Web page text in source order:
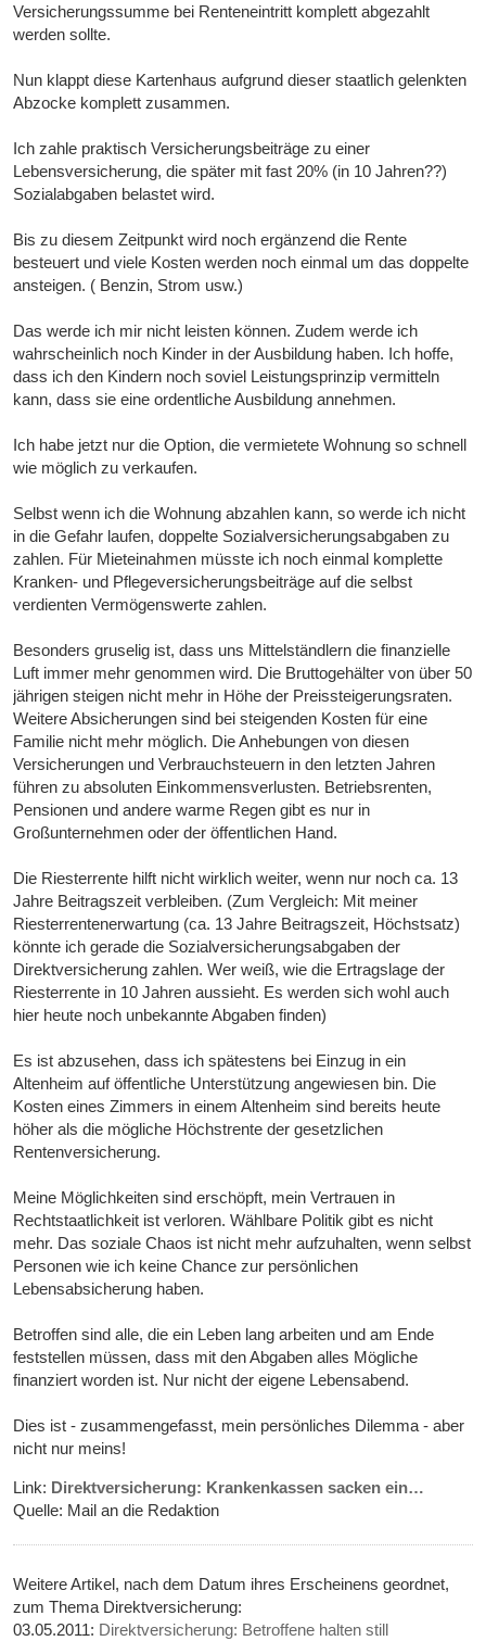
Versicherungssumme bei Renteneintritt komplett abgezahlt
werden sollte.
Nun klappt diese Kartenhaus aufgrund dieser staatlich gelenkten
Abzocke komplett zusammen.
Ich zahle praktisch Versicherungsbeiträge zu einer
Lebensversicherung, die später mit fast 20% (in 10 Jahren??)
Sozialabgaben belastet wird.
Bis zu diesem Zeitpunkt wird noch ergänzend die Rente
besteuert und viele Kosten werden noch einmal um das doppelte
ansteigen. ( Benzin, Strom usw.)
Das werde ich mir nicht leisten können. Zudem werde ich
wahrscheinlich noch Kinder in der Ausbildung haben. Ich hoffe,
dass ich den Kindern noch soviel Leistungsprinzip vermitteln
kann, dass sie eine ordentliche Ausbildung annehmen.
Ich habe jetzt nur die Option, die vermietete Wohnung so schnell
wie möglich zu verkaufen.
Selbst wenn ich die Wohnung abzahlen kann, so werde ich nicht
in die Gefahr laufen, doppelte Sozialversicherungsabgaben zu
zahlen. Für Mieteinahmen müsste ich noch einmal komplette
Kranken- und Pflegeversicherungsbeiträge auf die selbst
verdienten Vermögenswerte zahlen.
Besonders gruselig ist, dass uns Mittelständlern die finanzielle
Luft immer mehr genommen wird. Die Bruttogehälter von über 50
jährigen steigen nicht mehr in Höhe der Preissteigerungsraten.
Weitere Absicherungen sind bei steigenden Kosten für eine
Familie nicht mehr möglich. Die Anhebungen von diesen
Versicherungen und Verbrauchsteuern in den letzten Jahren
führen zu absoluten Einkommensverlusten. Betriebsrenten,
Pensionen und andere warme Regen gibt es nur in
Großunternehmen oder der öffentlichen Hand.
Die Riesterrente hilft nicht wirklich weiter, wenn nur noch ca. 13
Jahre Beitragszeit verbleiben. (Zum Vergleich: Mit meiner
Riesterrentenerwartung (ca. 13 Jahre Beitragszeit, Höchstsatz)
könnte ich gerade die Sozialversicherungsabgaben der
Direktversicherung zahlen. Wer weiß, wie die Ertragslage der
Riesterrente in 10 Jahren aussieht. Es werden sich wohl auch
hier heute noch unbekannte Abgaben finden)
Es ist abzusehen, dass ich spätestens bei Einzug in ein
Altenheim auf öffentliche Unterstützung angewiesen bin. Die
Kosten eines Zimmers in einem Altenheim sind bereits heute
höher als die mögliche Höchstrente der gesetzlichen
Rentenversicherung.
Meine Möglichkeiten sind erschöpft, mein Vertrauen in
Rechtstaatlichkeit ist verloren. Wählbare Politik gibt es nicht
mehr. Das soziale Chaos ist nicht mehr aufzuhalten, wenn selbst
Personen wie ich keine Chance zur persönlichen
Lebensabsicherung haben.
Betroffen sind alle, die ein Leben lang arbeiten und am Ende
feststellen müssen, dass mit den Abgaben alles Mögliche
finanziert worden ist. Nur nicht der eigene Lebensabend.
Dies ist - zusammengefasst, mein persönliches Dilemma - aber
nicht nur meins!
Link: Direktversicherung: Krankenkassen sacken ein…
Quelle: Mail an die Redaktion
Weitere Artikel, nach dem Datum ihres Erscheinens geordnet,
zum Thema Direktversicherung:
03.05.2011: Direktversicherung: Betroffene halten still